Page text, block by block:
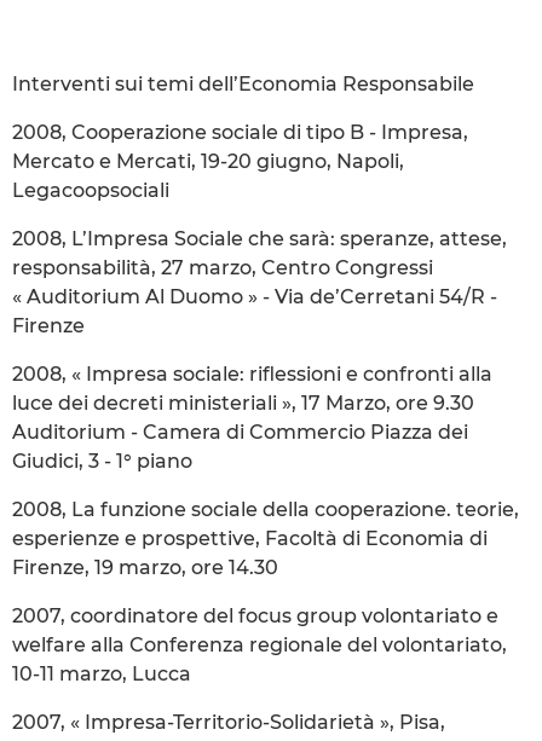
Interventi sui temi dell’Economia Responsabile
2008, Cooperazione sociale di tipo B - Impresa,
Mercato e Mercati, 19-20 giugno, Napoli,
Legacoopsociali
2008, L’Impresa Sociale che sarà: speranze, attese,
responsabilità, 27 marzo, Centro Congressi
« Auditorium Al Duomo » - Via de’Cerretani 54/R -
Firenze
2008, « Impresa sociale: riflessioni e confronti alla
luce dei decreti ministeriali », 17 Marzo, ore 9.30
Auditorium - Camera di Commercio Piazza dei
Giudici, 3 - 1° piano
2008, La funzione sociale della cooperazione. teorie,
esperienze e prospettive, Facoltà di Economia di
Firenze, 19 marzo, ore 14.30
2007, coordinatore del focus group volontariato e
welfare alla Conferenza regionale del volontariato,
10-11 marzo, Lucca
2007, « Impresa-Territorio-Solidarietà », Pisa,